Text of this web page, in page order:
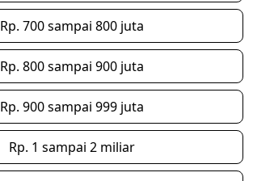
Rp. 700 sampai 800 juta
Rp. 800 sampai 900 juta
Rp. 900 sampai 999 juta
Rp. 1 sampai 2 miliar